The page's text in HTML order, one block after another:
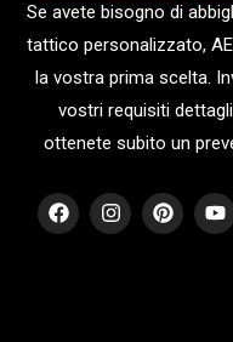
Se avete bisogno di
tattico personalizzato,
la vostra prima scelta.
vostri requisiti
ottenete subito un
F
a
c
I
n
s
P
i
n
Y
o
u